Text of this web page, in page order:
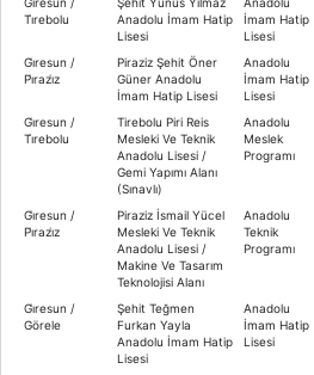
Ti̇rebolu
Anadolu İmam Hatip
Lisesi
İmam Hatip
Lisesi
Gi̇resun /
Pi̇razi̇z
Piraziz Şehit Öner
Güner Anadolu
İmam Hatip Lisesi
Anadolu
İmam Hatip
Lisesi
Gi̇resun /
Ti̇rebolu
Tirebolu Piri Reis
Mesleki Ve Teknik
Anadolu Lisesi /
Gemi Yapımı Alanı
(Sınavlı)
Anadolu
Meslek
Programı
Gi̇resun /
Pi̇razi̇z
Piraziz İsmail Yücel
Mesleki Ve Teknik
Anadolu Lisesi /
Makine Ve Tasarım
Teknolojisi Alanı
Anadolu
Teknik
Programı
Gi̇resun /
Görele
Şehit Teğmen
Furkan Yayla
Anadolu İmam Hatip
Lisesi
Anadolu
İmam Hatip
Lisesi